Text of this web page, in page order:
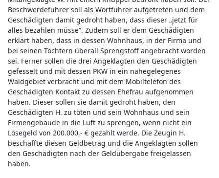
Beschwerdeführer soll als Wortführer aufgetreten und dem
Geschädigten damit gedroht haben, dass dieser „jetzt für
alles bezahlen müsse“. Zudem soll er dem Geschädigten
erklärt haben, dass in dessen Wohnhaus, in der Firma und
bei seinen Töchtern überall Sprengstoff angebracht worden
sei. Ferner sollen die drei Angeklagten den Geschädigten
gefesselt und mit dessen PKW in ein nahegelegenes
Waldgebiet verbracht und mit dem Mobiltelefon des
Geschädigten Kontakt zu dessen Ehefrau aufgenommen
haben. Dieser sollen sie damit gedroht haben, den
Geschädigten H. zu töten und sein Wohnhaus und sein
Firmengebäude in die Luft zu sprengen, wenn nicht ein
Lösegeld von 200.000,- € gezahlt werde. Die Zeugin H.
beschaffte diesen Geldbetrag und die Angeklagten sollen
den Geschädigten nach der Geldübergabe freigelassen
haben.